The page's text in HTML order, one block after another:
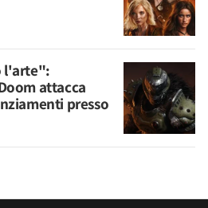
l'arte":
attacca
presso